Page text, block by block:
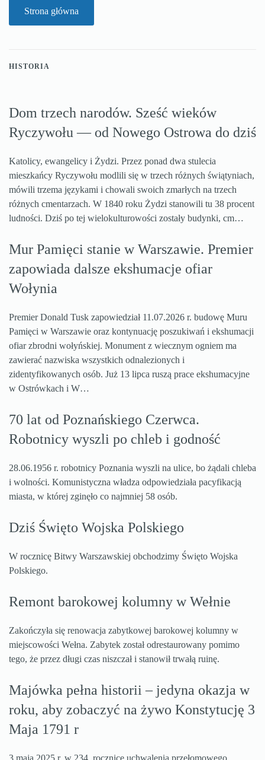
Strona główna
HISTORIA
Dom trzech narodów. Sześć wieków
Ryczywołu — od Nowego Ostrowa do dziś
Katolicy, ewangelicy i Żydzi. Przez ponad dwa stulecia
mieszkańcy Ryczywołu modlili się w trzech różnych świątyniach,
mówili trzema językami i chowali swoich zmarłych na trzech
różnych cmentarzach. W 1840 roku Żydzi stanowili tu 38 procent
ludności. Dziś po tej wielokulturowości zostały budynki, cm…
Mur Pamięci stanie w Warszawie. Premier
zapowiada dalsze ekshumacje ofiar
Wołynia
Premier Donald Tusk zapowiedział 11.07.2026 r. budowę Muru
Pamięci w Warszawie oraz kontynuację poszukiwań i ekshumacji
ofiar zbrodni wołyńskiej. Monument z wiecznym ogniem ma
zawierać nazwiska wszystkich odnalezionych i
zidentyfikowanych osób. Już 13 lipca ruszą prace ekshumacyjne
w Ostrówkach i W…
70 lat od Poznańskiego Czerwca.
Robotnicy wyszli po chleb i godność
28.06.1956 r. robotnicy Poznania wyszli na ulice, bo żądali chleba
i wolności. Komunistyczna władza odpowiedziała pacyfikacją
miasta, w której zginęło co najmniej 58 osób.
Dziś Święto Wojska Polskiego
W rocznicę Bitwy Warszawskiej obchodzimy Święto Wojska
Polskiego.
Remont barokowej kolumny w Wełnie
Zakończyła się renowacja zabytkowej barokowej kolumny w
miejscowości Wełna. Zabytek został odrestaurowany pomimo
tego, że przez długi czas niszczał i stanowił trwałą ruinę.
Majówka pełna historii – jedyna okazja w
roku, aby zobaczyć na żywo Konstytucję 3
Maja 1791 r
3 maja 2025 r. w 234. rocznicę uchwalenia przełomowego